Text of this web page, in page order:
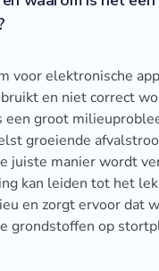
voor elektronische
en niet correct
een groot
groeiende
juiste manier wordt
kan leiden tot het
en zorgt ervoor dat
grondstoffen op